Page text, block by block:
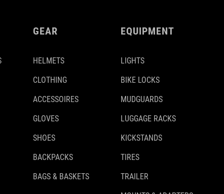
GEAR
HELMETS
CLOTHING
ACCESSOIRES
GLOVES
SHOES
BACKPACKS
BAGS & BASKETS
EQUIPMENT
LIGHTS
BIKE LOCKS
MUDGUARDS
LUGGAGE RACKS
KICKSTANDS
TIRES
TRAILER